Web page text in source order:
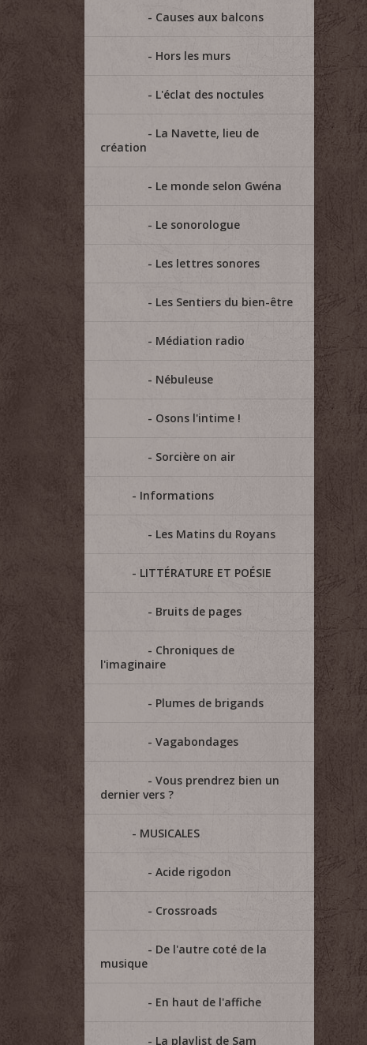
Causes aux balcons
Hors les murs
L'éclat des noctules
La Navette, lieu de
création
Le monde selon Gwéna
Le sonorologue
Les lettres sonores
Les Sentiers du bien-être
Médiation radio
Nébuleuse
Osons l'intime !
Sorcière on air
Informations
Les Matins du Royans
LITTÉRATURE ET POÉSIE
Bruits de pages
Chroniques de
l'imaginaire
Plumes de brigands
Vagabondages
Vous prendrez bien un
dernier vers ?
MUSICALES
Acide rigodon
Crossroads
De l'autre coté de la
musique
En haut de l'affiche
La playlist de Sam